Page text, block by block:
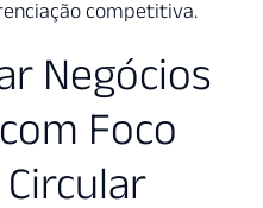
competitiva.
Negócios
Foco